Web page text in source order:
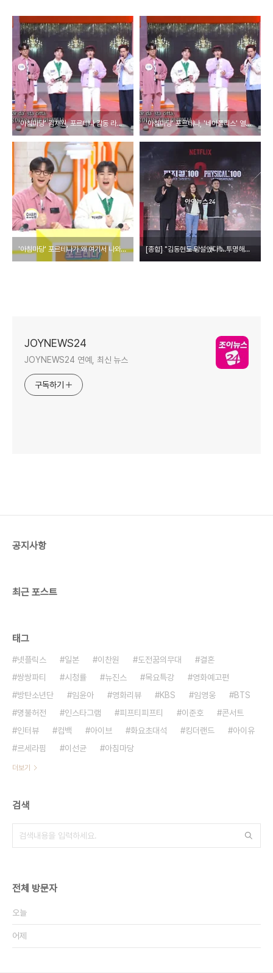
'아침마당' 김재원, 포르테나 감동 라이브에 "전현무 안부럽다" 고백 '아침마당' 포르테나, '네아폴리스' 열창…아침부터 귀호강
'아침마당' 포르테나가 왜 여기서 나와…오스틴킴x김성현 출격 [종합] "김동현도 망설였다"…투명해진 '피지컬:100', 더 세게 더 강하게 더 거칠게
JOYNEWS24
JOYNEWS24 연예, 최신 뉴스
구독하기
공지사항
최근 포스트
태그
넷플릭스 일본 이찬원 도전꿈의무대
결혼
쌍쌍파티
시청률 뉴진스 목요특강
영화예고편
방탄소년단
임윤아 영화리뷰 KBS 임영웅
BTS
명불허전
인스타그램 피프티피프티 이준호
콘서트
인터뷰
컴백 아이브 화요초대석 킹더랜드
아이유
르세라핌
이선균 아침마당
더보기
검색
전체 방문자
오늘
어제